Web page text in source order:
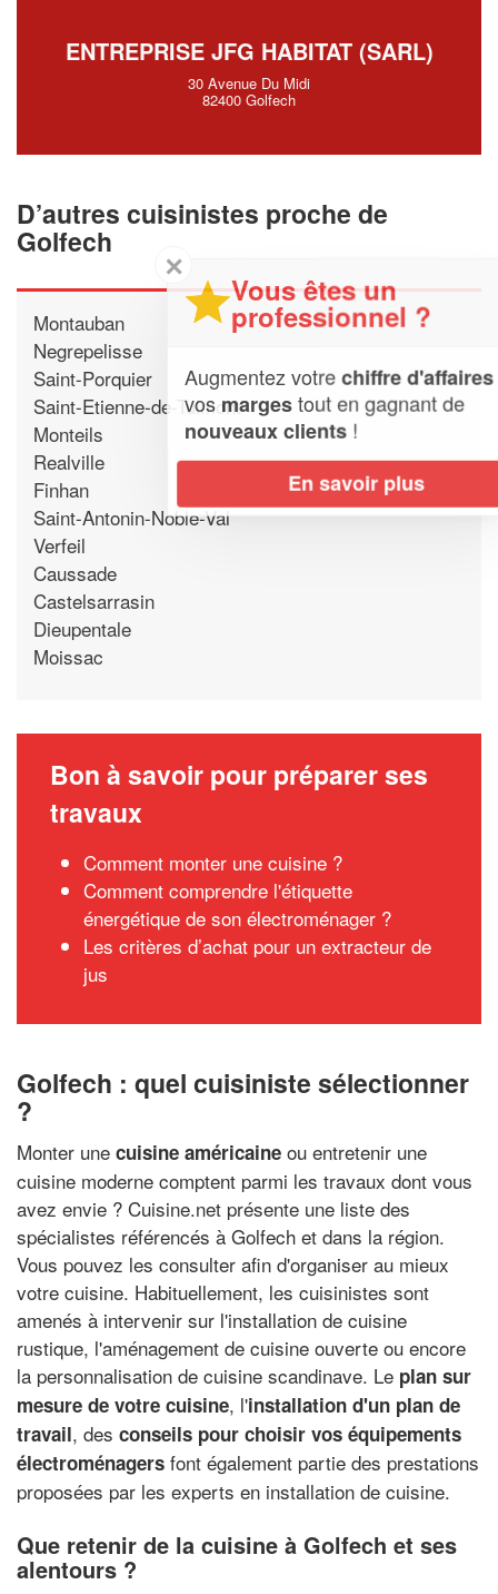
ENTREPRISE JFG HABITAT (SARL)
30 Avenue Du Midi
82400 Golfech
D’autres cuisinistes proche de
Golfech
Montauban
Negrepelisse
Saint-Porquier
Saint-Etienne-de-Tulmont
Monteils
Realville
Finhan
Saint-Antonin-Noble-Val
Verfeil
Caussade
Castelsarrasin
Dieupentale
Moissac
Bon à savoir pour préparer ses
travaux
Comment monter une cuisine ?
Comment comprendre l'étiquette
énergétique de son électroménager ?
Les critères d’achat pour un extracteur de
jus
Golfech : quel cuisiniste sélectionner
?
Monter une cuisine américaine ou entretenir une
cuisine moderne comptent parmi les travaux dont vous
avez envie ? Cuisine.net présente une liste des
spécialistes référencés à Golfech et dans la région.
Vous pouvez les consulter afin d'organiser au mieux
votre cuisine. Habituellement, les cuisinistes sont
amenés à intervenir sur l'installation de cuisine
rustique, l'aménagement de cuisine ouverte ou encore
la personnalisation de cuisine scandinave. Le plan sur
mesure de votre cuisine, l'installation d'un plan de
travail, des conseils pour choisir vos équipements
électroménagers font également partie des prestations
proposées par les experts en installation de cuisine.
Que retenir de la cuisine à Golfech et ses
alentours ?
Vous êtes un
professionnel ?
Augmentez votrechiffre d'affaireset
vos
margestout en gagnant de
nouveaux clients!
En savoir plus